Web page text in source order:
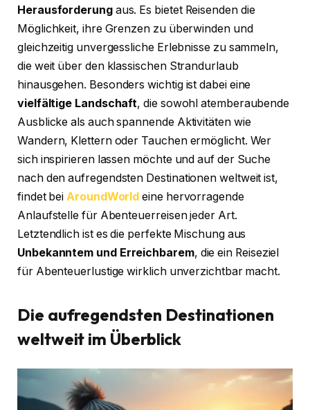
Herausforderungaus. Es bietet Reisenden die
Möglichkeit, ihre Grenzen zu überwinden und
gleichzeitig unvergessliche Erlebnisse zu sammeln,
die weit über den klassischen Strandurlaub
hinausgehen. Besonders wichtig ist dabei eine
vielfältige Landschaft, die sowohl atemberaubende
Ausblicke als auch spannende Aktivitäten wie
Wandern, Klettern oder Tauchen ermöglicht. Wer
sich inspirieren lassen möchte und auf der Suche
nach den aufregendsten Destinationen weltweit ist,
findet beiAroundWorld eine hervorragende
Anlaufstelle für Abenteuerreisen jeder Art.
Letztendlich ist es die perfekte Mischung aus
Unbekanntem und Erreichbarem, die ein Reiseziel
für Abenteuerlustige wirklich unverzichtbar macht.
Die aufregendsten Destinationen
weltweit im Überblick